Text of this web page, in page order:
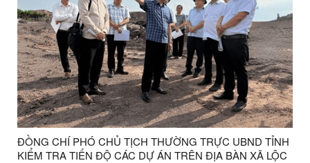
ĐỒNG CHÍ PHÓ CHỦ TỊCH THƯỜNG TRỰC UBND TỈNH
KIỂM TRA TIẾN ĐỘ CÁC DỰ ÁN TRÊN ĐỊA BÀN XÃ LỘC